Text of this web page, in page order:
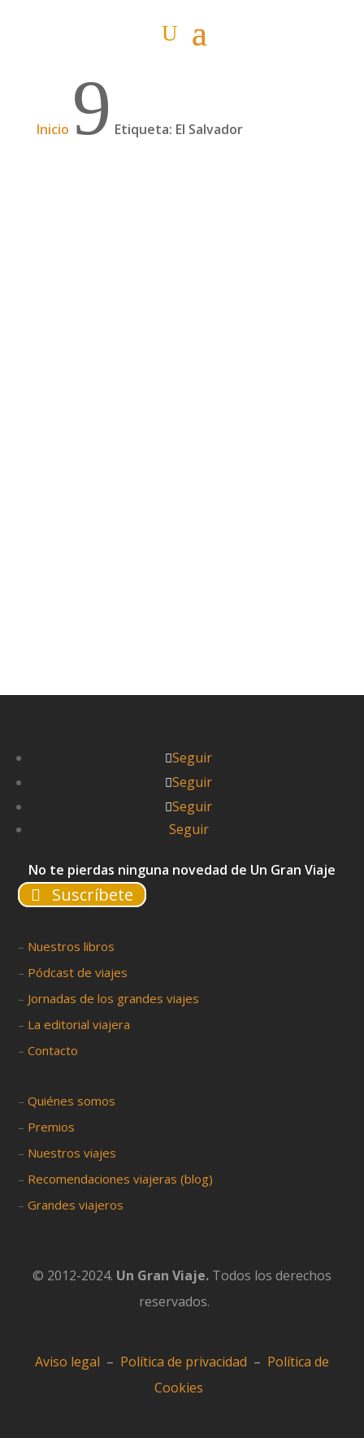
Inicio 9 Etiqueta: El Salvador
Seguir
Seguir
Seguir
Seguir
No te pierdas ninguna novedad de Un Gran Viaje
Suscríbete
– Nuestros libros
– Pódcast de viajes
– Jornadas de los grandes viajes
– La editorial viajera
–Contacto
–Quiénes somos
– Premios
– Nuestros viajes
– Recomendaciones viajeras (blog)
–Grandes viajeros
© 2012-2024. Un Gran Viaje. Todos los derechos
reservados.
Aviso legal – Política de privacidad – Política de
Cookies